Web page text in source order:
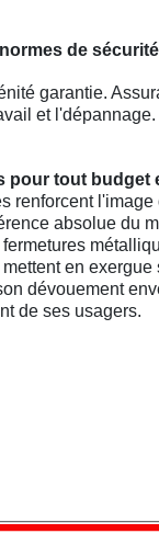
de
garantie.
et
pour tout budget
renforcent l'image
absolue du
en exergue
dévouement
de ses usagers.